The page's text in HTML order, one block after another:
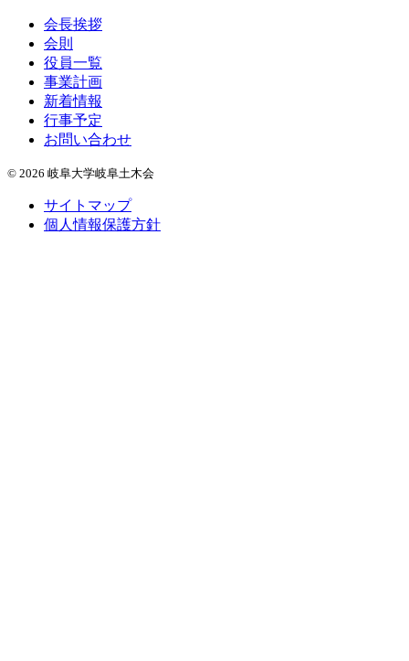
会長挨拶
会則
役員一覧
事業計画
新着情報
行事予定
お問い合わせ
© 2026 岐阜大学岐阜土木会
サイトマップ
個人情報保護方針